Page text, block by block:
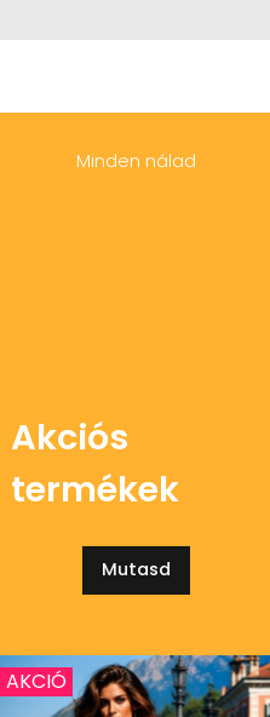
Minden nálad
Akciós
termékek
Mutasd
AKCIÓ